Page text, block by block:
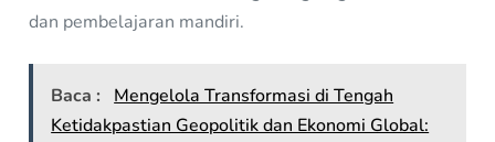
dan pembelajaran mandiri.
Baca :
Mengelola Transformasi di Tengah
Ketidakpastian Geopolitik dan Ekonomi Global: